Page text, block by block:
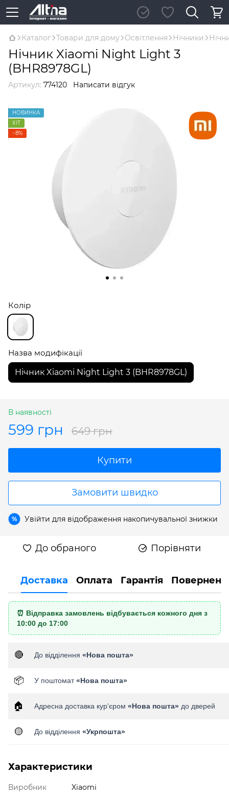
Каталог Товари для дому Освітлення Нічники
Нічник Xiaomi Night Light 3
(BHR8978GL)
Артикул: 774120 Написати відгук
НОВИНКА
ХІТ
−8%
Колір
Назва модифікації
Нічник Xiaomi Night Light 3 (BHR8978GL)
В наявності
599 грн 649 грн
Купити
Замовити швидко
% Увійти для відображення накопичувальної знижки
До обраного Порівняти
Доставка Оплата Гарантія
⏰ Відправка замовлень відбувається кожного дня з
10:00 до 17:00
🔴 До відділення «Нова пошта»
📦 У поштомат«Нова пошта»
🏠 Адресна доставка кур'єром «Нова пошта» до дверей
🟡 До відділення «Укрпошта»
Характеристики
Виробник Xiaomi